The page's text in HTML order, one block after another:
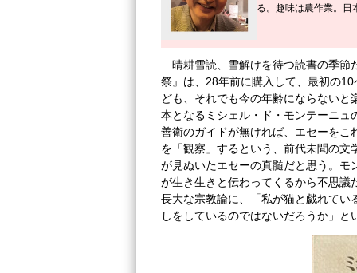
る。趣味は農作業。日
晴耕雪読、雪解けを待つ読書の季節
祭』は、28年前に購入して、最初の
ども、それでも今の年齢にならない
本となるミシェル・ド・モンテーニ
善衛のガイドが無ければ、エセーを
を「観察」するという、前代未聞の
が見ぬいたエセーの真髄だと思う。
が生き生きと伝わってくるから不思
長大な宗教論に、「私が猫と戯れて
しをしているのではないだろうか」